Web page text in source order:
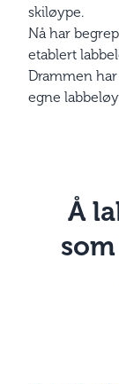
skiløype.
Nå har
etablert
Drammen
egne
Å